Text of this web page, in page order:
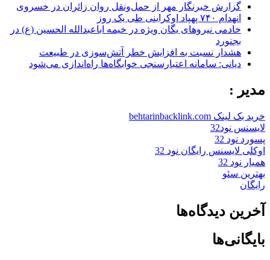
گزارش خبرنگار مهر از حمل‌ونقل روان زائران در خسروی
انهدام ۷۴۰ پهپاد اوکراینی طی یک روز
خادمی نیروهای یگان ویژه در خیمه اباعبدالله الحسین (ع) در
بجنورد
هشدار نسبت به افزایش خطر آتش‌سوزی در طبیعت
دیانی: سامانه اعتبارسنجی خوابگاه‌ها راه‌اندازی می‌شود
مدیر :
خرید بک لینک behtarinbacklink.com
لایسنس نود32
پسورد نود 32
اوکلی لایسنس رایگان نود 32
همیار نود 32
بهترین سئو
رایگان
آخرین دیدگاه‌ها
بایگانی‌ها